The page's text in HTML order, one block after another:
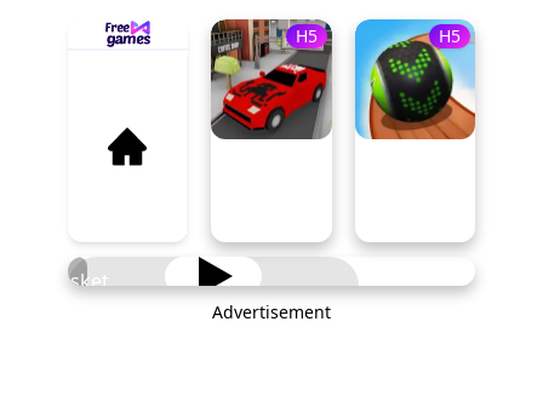
PLAY NOW
Basket
Advertisement
H5 H5